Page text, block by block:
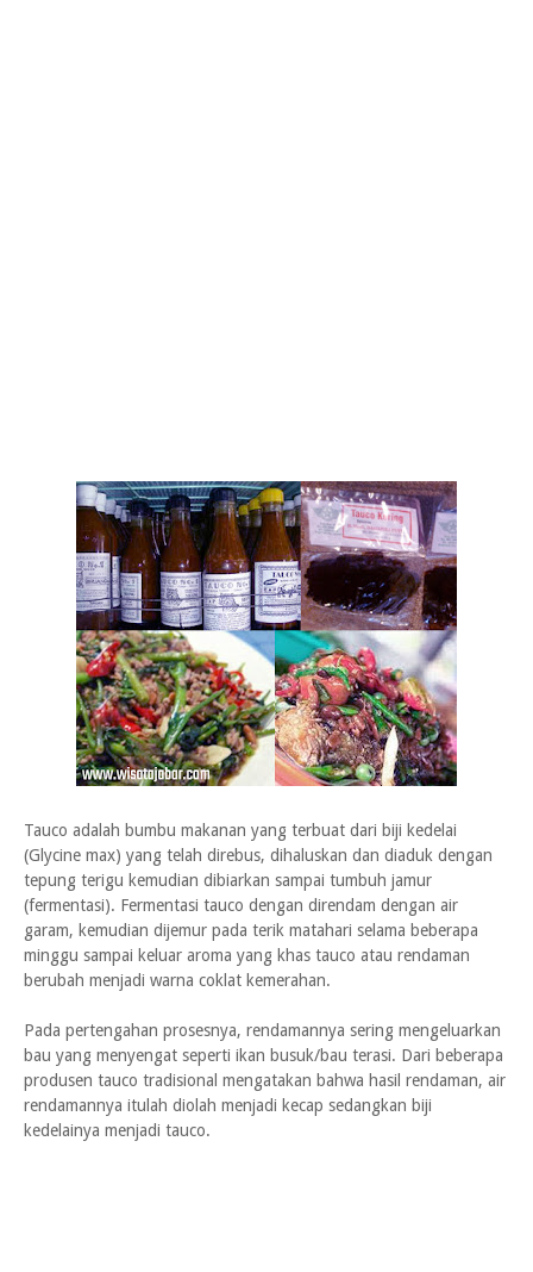
Tauco adalah bumbu makanan yang terbuat dari biji kedelai
(Glycine max) yang telah direbus, dihaluskan dan diaduk dengan
tepung terigu kemudian dibiarkan sampai tumbuh jamur
(fermentasi). Fermentasi tauco dengan direndam dengan air
garam, kemudian dijemur pada terik matahari selama beberapa
minggu sampai keluar aroma yang khas tauco atau rendaman
berubah menjadi warna coklat kemerahan.
Pada pertengahan prosesnya, rendamannya sering mengeluarkan
bau yang menyengat seperti ikan busuk/bau terasi. Dari beberapa
produsen tauco tradisional mengatakan bahwa hasil rendaman, air
rendamannya itulah diolah menjadi kecap sedangkan biji
kedelainya menjadi tauco.